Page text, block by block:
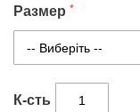
Размер
К-сть